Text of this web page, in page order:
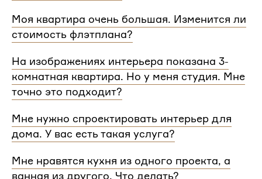
согласуем с вами планировочное решение,
расстановку мебели и важные детали. Вы
дизайнером Flatplan
Моя квартира очень большая. Изменится ли
стоимость флэтплана?
площади. Однако если у вас многоэтажный дом
или квартира, нужно будет купить флэтплан для
каждого этажа.
На изображениях интерьера показана 3-
комнатная квартира. Но у меня студия. Мне
точно это подходит?
и учитываем все детали. Любой стиль интерьера
на нашем сайте может быть адаптирован для
количеством комнат
Мне нужно спроектировать интерьер для
дома. У вас есть такая услуга?
квартир, но и для домов. Стоимость также не
зависит от площади. Однако если у вас в доме
Мне нравятся кухня из одного проекта, а
ванная из другого. Что делать?